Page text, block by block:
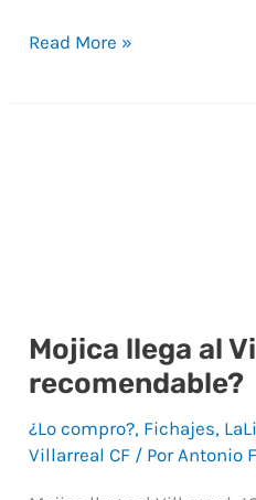
Read More »
Mojica llega al
recomendable?
¿Lo compro?, Fichajes,
Villarreal CF / PorAntonio
Mojica
llega
Villarreal